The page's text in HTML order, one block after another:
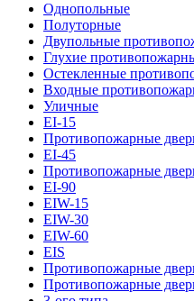
Однопольные
Полуторные
Двупольные
Глухие
Остекленные
Входные
Уличные
EI-15
Противопожарные
EI-45
Противопожарные
EI-90
EIW-15
EIW-30
EIW-60
EIS
Противопожарные
Противопожарные